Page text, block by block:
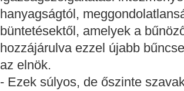
hanyagságtól,
büntetésektől, amelyek a
hozzájárulva ezzel újabb
az elnök.
- Ezek súlyos, de őszinte